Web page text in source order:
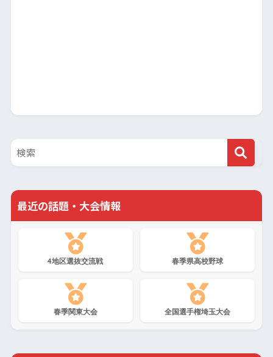
最近の話題・大会情報
4地区選抜交流戦 春季県高校野球
春季関東大会 全国選手権埼玉大会